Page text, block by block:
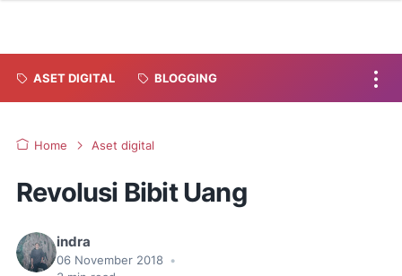
ASET DIGITAL BLOGGING
Home Aset digital
Revolusi Bibit Uang
indra
06 November 2018 •